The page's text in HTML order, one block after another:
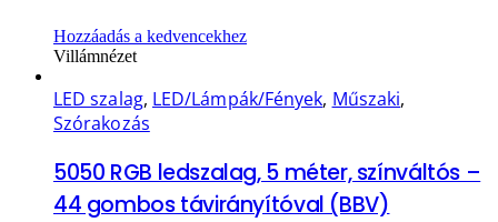
Hozzáadás a kedvencekhez
Villámnézet
LED szalag, LED/Lámpák/Fények, Műszaki,
Szórakozás
5050 RGB ledszalag, 5 méter, színváltós –
44 gombos távirányítóval (BBV)